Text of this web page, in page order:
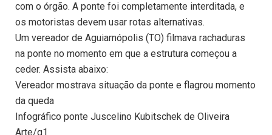
com o órgão. A ponte foi completamente interditada, e
os motoristas devem usar rotas alternativas.
Um vereador de Aguiarnópolis (TO) filmava rachaduras
na ponte no momento em que a estrutura começou a
ceder. Assista abaixo:
Vereador mostrava situação da ponte e flagrou momento
da queda
Infográfico ponte Juscelino Kubitschek de Oliveira
Arte/g1